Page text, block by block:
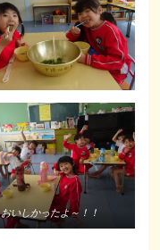
おいしかったよ～！！